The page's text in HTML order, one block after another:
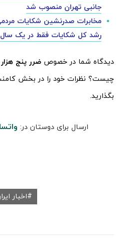
جانبی تهران منصوب شد
رشد کل شکایات فقط در یک
دیدگاه شما در خصوص ضرر پنج
چیست؟ نظرات خود را در بخش
بگذارید.
ارسال برای دوستان در:
اخبار